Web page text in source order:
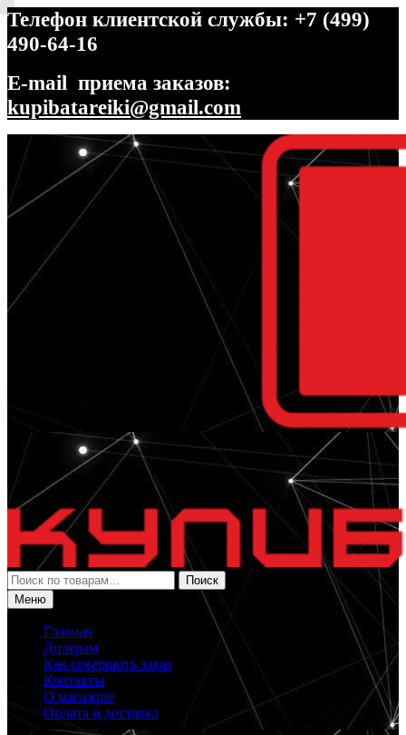
Телефон клиентской службы: +7 (499)
490-64-16
E-mail приема заказов:
kupibatareiki@gmail.com
Перейти
навигации
Перейти
содержимому
Искать:
Поиск
Меню
Главная
Дилерам
Как совершить заказ
Контакты
О магазине
Оплата и доставка